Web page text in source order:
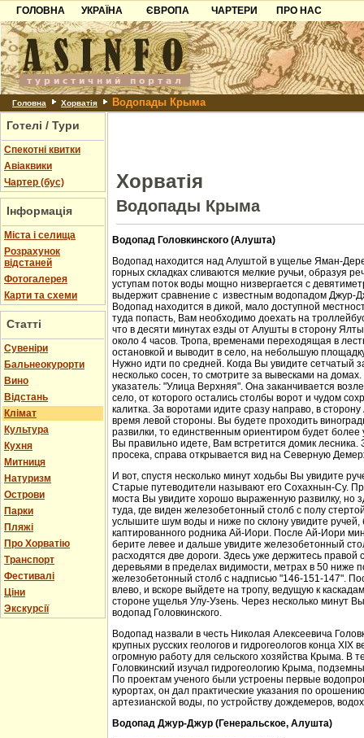
ГОЛОВНА
УКРАЇНА
Карпати
Азов
Причорноморря
Шацьк
ЄВРОПА
Чорногорія
Хорватія
Болгарія
Албанія
ЧАРТЕРИ
ПРО НАС
Контакти
Партнерам
Додати готель
Головна Хорватія Водопады Крыма
Готелі / Тури
Спекотні квитки
Авіаквики
Чартер (бус)
Інформація
Міста і селища
Розрахунок
відстаней
Фотогалерея
Карти та схеми
Статті
Cувеніри
Бальнеокурорти
Вино
Відстань
Клімат
Культура
Кухня
Митниця
Натуризм
Острови
Парки
Пляжі
Про Хорватію
Транспорт
Фестивалі
Ціни
Экскурсії
Хорватія
Водопады Крыма
Водопад Головкинского (Алушта)
Водопад находится над Алуштой в ущелье Яман-
горных складках сливаются мелкие ручьи, образуя
уступам поток воды мощно низвергается с
выдержит сравнение с известным водопадом Джур-
Водопад находится в дикой, мало доступной
туда попасть, Вам необходимо доехать на
что в десяти минутах езды от Алушты в сторону
около 4 часов. Тропа, временами переходящая в
остановкой и выводит в село, на небольшую
Нужно идти по средней. Когда Вы увидите сетчатый
несколько сосен, то смотрите за вывесками на
указатель: "Улица Верхняя". Она заканчивается
село, от которого остались столбы ворот и чудом
калитка. За воротами идите сразу направо, в
время левой стороны. Вы будете проходить
развилки, то единственным ориентиром будет более
Вы правильно идете, Вам встретится домик лесника.
просека, справа открывается вид на Северную
И вот, спустя несколько минут ходьбы Вы увидите
Старые путеводители называют его Сохахнын-Су.
моста Вы увидите хорошо выраженную развилку, но
туда, где виден железобетонный столб с полу
услышите шум воды и ниже по склону увидите
каптированного родника Ай-Иори. После Ай-Иори
берите левее и дальше увидите железобетонный
расходятся две дороги. Здесь уже держитесь правой
деревьями в пределах видимости, метрах в 50 ниже
железобетонный столб с надписью "146-151-147".
влево, и вскоре выйдете на тропу, ведущую к
стороне ущелья Улу-Узень. Через несколько минут
водопад Головкинского.
Водопад назвали в честь Николая Алексеевича
крупных русских геологов и гидрогеологов конца XIX
огромную работу для сельского хозяйства Крыма. В
Головкинский изучал гидрогеологию Крыма,
По проектам ученого были устроены первые
курортах, он дал практические указания по
артезианской воды, по устройству дождемеров,
Водопад Джур-Джур (Генеральское, Алушта)